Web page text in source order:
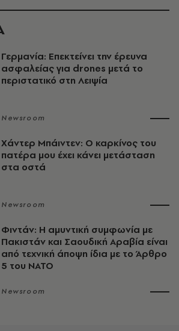
Γερμανία: Επεκτείνει την έρευνα
ασφαλείας για drones μετά το
περιστατικό στη Λειψία
Newsroom
Χάντερ Μπάιντεν: Ο καρκίνος του
πατέρα μου έχει κάνει μετάσταση
στα οστά
Newsroom
Φιντάν: Η αμυντική συμφωνία με
Πακιστάν και Σαουδική Αραβία είναι
από τεχνική άποψη ίδια με τo Άρθρο
5 του ΝΑΤΟ
Newsroom